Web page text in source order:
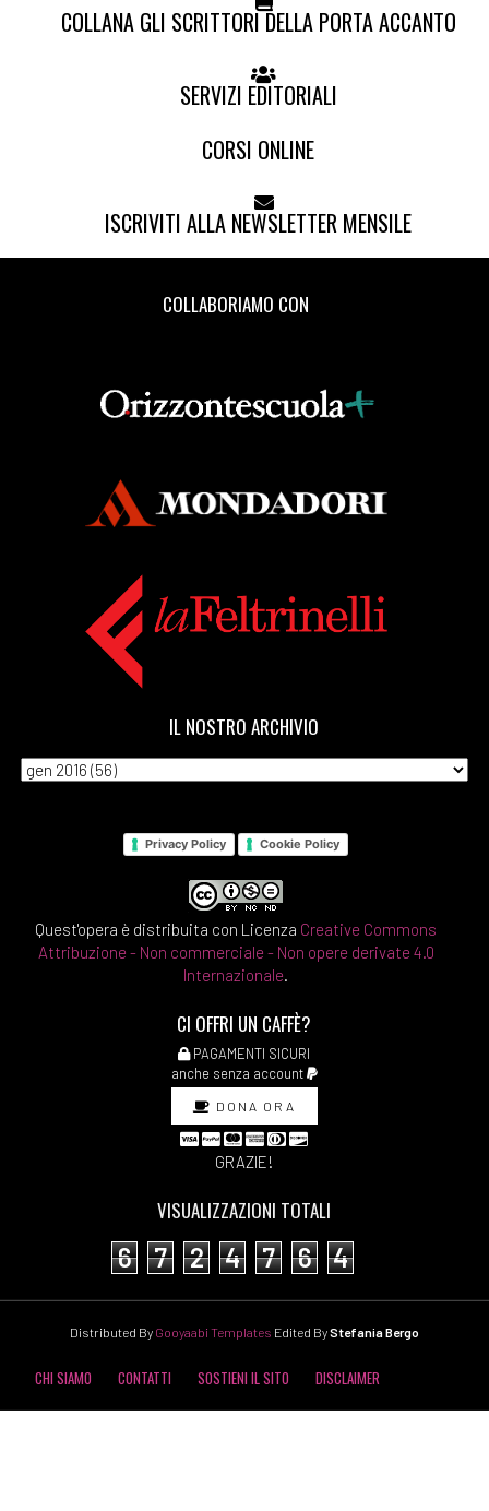
COLLANA GLI SCRITTORI DELLA PORTA ACCANTO
SERVIZI EDITORIALI
CORSI ONLINE
ISCRIVITI ALLA NEWSLETTER MENSILE
COLLABORIAMO CON
IL NOSTRO ARCHIVIO
Privacy Policy Cookie Policy
Quest'opera è distribuita con Licenza Creative Commons
Attribuzione - Non commerciale - Non opere derivate 4.0
Internazionale.
CI OFFRI UN CAFFÈ?
PAGAMENTI SICURI
anche senza account
DONA ORA
GRAZIE!
VISUALIZZAZIONI TOTALI
6 7 2 4 7 6 4
Distributed By Gooyaabi Templates Edited ByStefania Bergo
CHI SIAMO CONTATTI SOSTIENI IL SITO DISCLAIMER